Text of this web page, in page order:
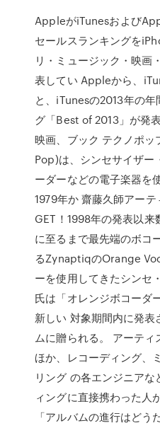
AppleがiTunesおよび
セールスランキングを
リ・ミュージック・映画
表してい Appleから、
と、iTunesの2013年の
グ「Best of 2013」が発
映画、ブック テクノポ
Pop)は、シンセサイザー
ーダーなどの電子楽器を
1979年か 齋藤久師アー
GET！1998年の発表以
に至るまで最先端のボコ
るZynaptiqのOrange
ーを使用してきたシンセ
氏は「オレンジボコーダ
新しい 対象期間内に発
ムに贈られる。 アーテ
ほか、レコーディング、
リング の各エンジニア
ィングに直接携わった人
「アルバムの進行はど